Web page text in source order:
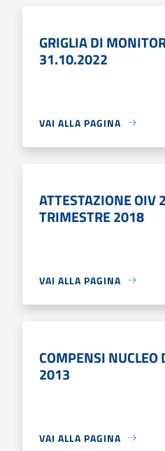
GRIGLIA DI
31.10.2022
VAI ALLA PAGINA
ATTESTAZIONE OIV
TRIMESTRE 2018
VAI ALLA PAGINA
COMPENSI
2013
VAI ALLA PAGINA